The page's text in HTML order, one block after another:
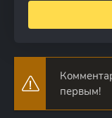
первым!